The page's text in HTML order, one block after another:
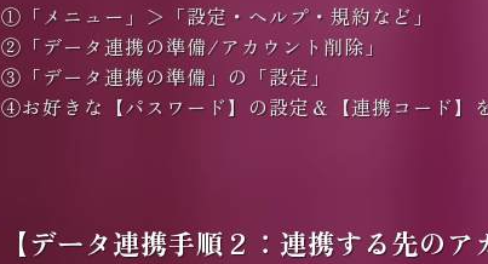
①「メニュー」＞「設定・ヘルプ・規約など」
②「データ連携の準備/アカウント削除」
③「データ連携の準備」の「設定」
④お好きな【パスワード】の設定＆【連携コード】
【データ連携手順２：連携する先のア